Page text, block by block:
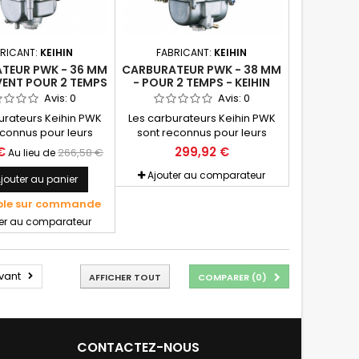
KEIHIN
PWK - 36 MM
POUR 2 TEMPS
- KEIHINAvis: 0
Keihin PWK
pour leurs
et leurs facilités
Les carburateurs
d'un boisseau
à section en "D"
le temps de
des gaz
départs "canons".
Vent 35, 36 et
d'un système
d'éliminer les
de pression...
Au lieu de266,58 €
au panier
sur commande
au comparateur
FABRICANT: KEIHIN
CARBURATEUR PWK - 38 MM
- POUR 2 TEMPS - KEIHIN
Avis: 0
Les carburateurs Keihin PWK
sont reconnus pour leurs
performances et leurs facilités
de réglages. Les carburateurs
PWK disposent d'un boisseau
chromé à section en "D"
Disponible en diamètres 28,
33, 35, 38, 39 mm. N'est plus
fabriqué
299,92 €
Ajouter au comparateur
COMPARER (0)
AFFICHER TOUT
CONTACTEZ-NOUS